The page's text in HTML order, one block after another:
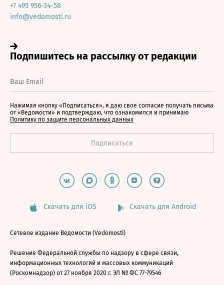
+7 495 956-34-58
info@vedomosti.ru
Нажимая кнопку «Подписаться», я даю свое согласие получать письма
от «Ведомости» и подтверждаю, что ознакомился и принимаю
Политику по защите персональных данных
Скачать для iOS Скачать для Android
Сетевое издание Ведомости (Vedomosti)
Решение Федеральной службы по надзору в сфере связи,
информационных технологий и массовых коммуникаций
(Роскомнадзор) от 27 ноября 2020 г. ЭЛ № ФС 77-79546